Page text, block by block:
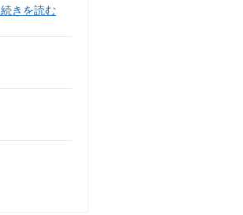
続きを読む